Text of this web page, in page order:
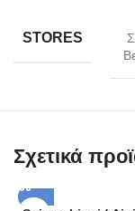
STORES
Σχετικά